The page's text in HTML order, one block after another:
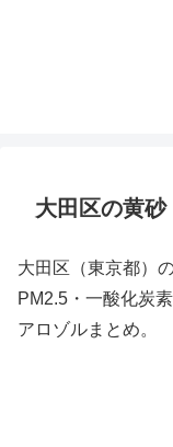
大田区の黄
大田区（東京都）
PM2.5・一酸化炭
アロゾルまとめ。